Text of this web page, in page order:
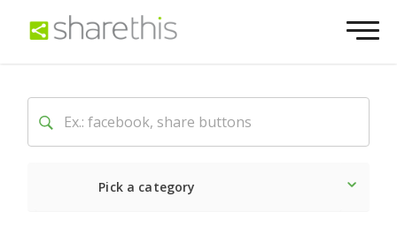
Pick a category